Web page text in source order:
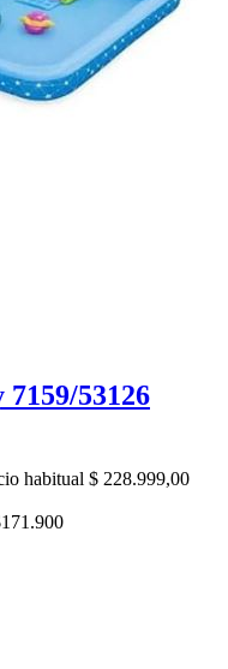
53126
habitual $ 228.999,00